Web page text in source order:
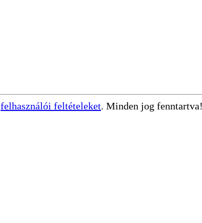
felhasználói feltételeket. Minden jog